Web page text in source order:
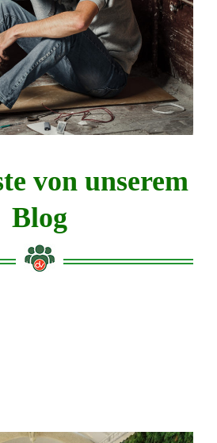
von unserem
Blog